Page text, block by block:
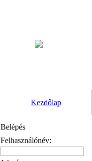
Kezdőlap
Belépés
Felhasználónév: